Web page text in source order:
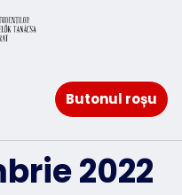
Butonul roșu
2022